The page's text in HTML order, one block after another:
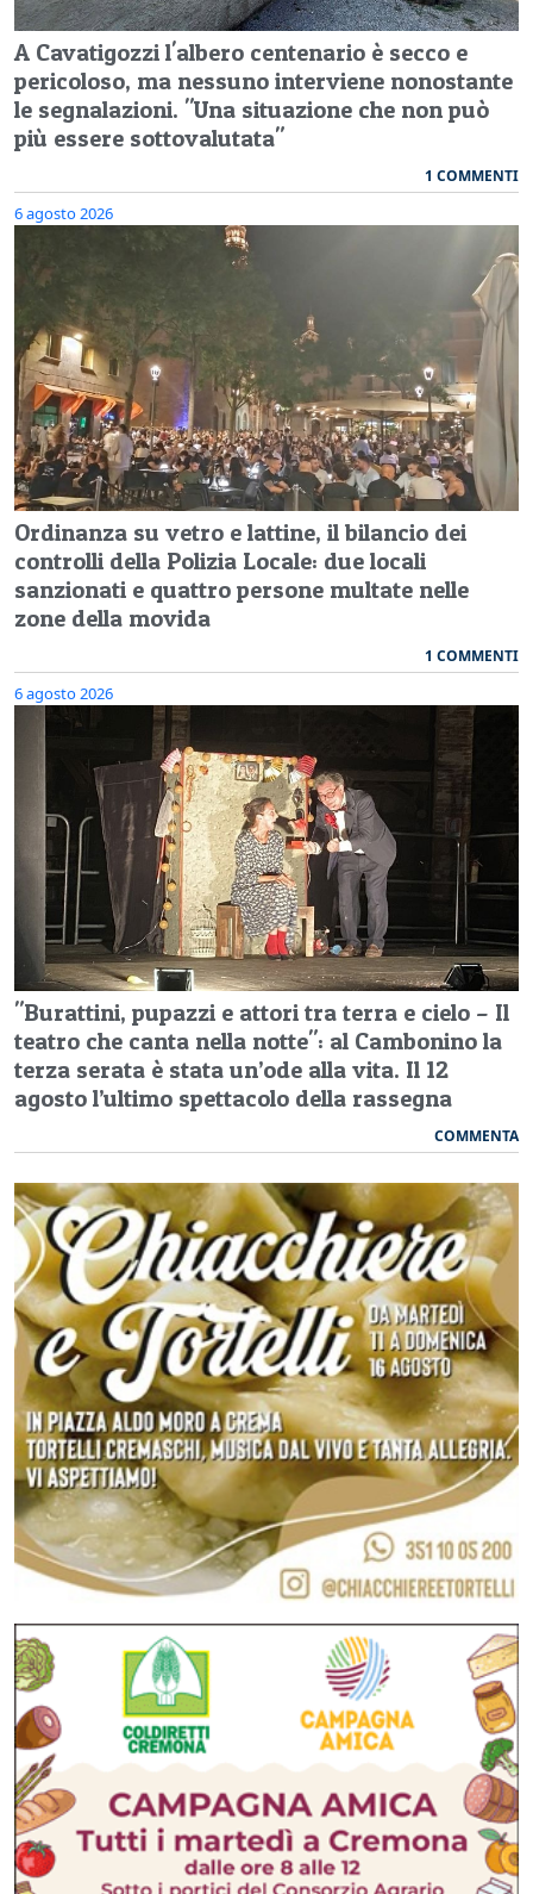
A Cavatigozzi l'albero centenario è secco e
pericoloso, ma nessuno interviene nonostante
le segnalazioni. "Una situazione che non può
più essere sottovalutata"
1 COMMENTI
6 agosto 2026
Ordinanza su vetro e lattine, il bilancio dei
controlli della Polizia Locale: due locali
sanzionati e quattro persone multate nelle
zone della movida
1 COMMENTI
6 agosto 2026
"Burattini, pupazzi e attori tra terra e cielo – Il
teatro che canta nella notte": al Cambonino la
terza serata è stata un’ode alla vita. Il 12
agosto l’ultimo spettacolo della rassegna
COMMENTA